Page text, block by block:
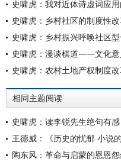
史啸虎：我对近体诗虚词应用
史啸虎：乡村社区的制度性
史啸虎：乡村振兴呼唤社区
史啸虎：漫谈棋道——文化意
史啸虎：农村土地产权制度
相同主题阅读
史啸虎：读李锐先生绝句有感
王德威：《历史的忧郁 小
陶东风：革命与启蒙的恩恩